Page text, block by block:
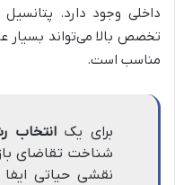
داخلی وجود دارد.
تخصص بالا می‌تواند بسیار
مناسب است.
برای یکانتخاب
شناخت تقاضای
نقشی حیاتی